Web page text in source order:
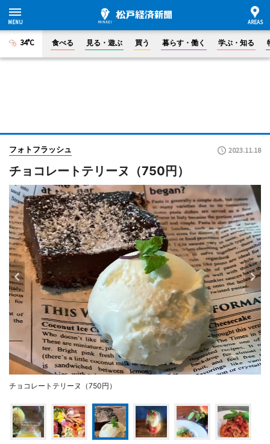
34°C 食べる 見る・遊ぶ 買う 暮らす・働く 学ぶ・知る
フォトフラッシュ 2023.11.18
チョコレートテリーヌ（750円）
チョコレートテリーヌ（750円）